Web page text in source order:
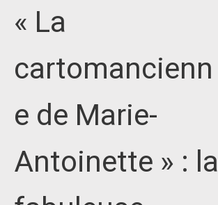
« La
cartomancienn
e de Marie-
Antoinette » : la